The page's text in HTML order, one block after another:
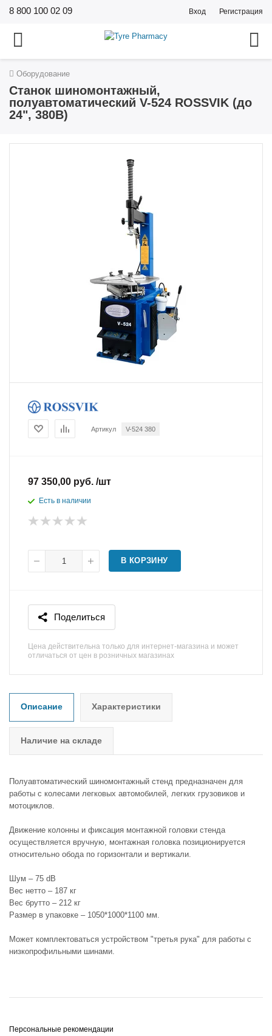
8 800 100 02 09 Вход Регистрация
Оборудование
Станок шиномонтажный,
полуавтоматический V-524 ROSSVIK (до
24", 380В)
Артикул V-524 380
97 350,00 руб. /шт
Есть в наличии
В КОРЗИНУ
Поделиться
Цена действительна только для интернет-магазина и может
отличаться от цен в розничных магазинах
Описание Характеристики
Наличие на складе
Полуавтоматический шиномонтажный стенд предназначен для
работы с колесами легковых автомобилей, легких грузовиков и
мотоциклов.
Движение колонны и фиксация монтажной головки стенда
осуществляется вручную, монтажная головка позиционируется
относительно обода по горизонтали и вертикали.
Шум – 75 dB
Вес нетто – 187 кг
Вес брутто – 212 кг
Размер в упаковке – 1050*1000*1100 мм.
Может комплектоваться устройством "третья рука" для работы с
низкопрофильными шинами.
Персональные рекомендации